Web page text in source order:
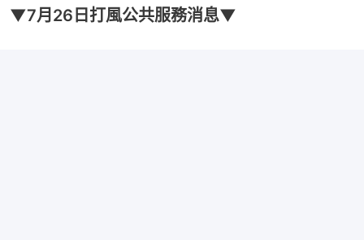
▼7月26日打風公共服務消息▼